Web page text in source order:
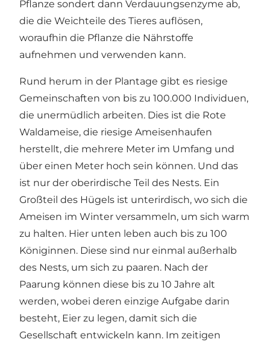
Pflanze sondert dann Verdauungsenzyme ab,
die die Weichteile des Tieres auflösen,
woraufhin die Pflanze die Nährstoffe
aufnehmen und verwenden kann.
Rund herum in der Plantage gibt es riesige
Gemeinschaften von bis zu 100.000 Individuen,
die unermüdlich arbeiten. Dies ist die Rote
Waldameise, die riesige Ameisenhaufen
herstellt, die mehrere Meter im Umfang und
über einen Meter hoch sein können. Und das
ist nur der oberirdische Teil des Nests. Ein
Großteil des Hügels ist unterirdisch, wo sich die
Ameisen im Winter versammeln, um sich warm
zu halten. Hier unten leben auch bis zu 100
Königinnen. Diese sind nur einmal außerhalb
des Nests, um sich zu paaren. Nach der
Paarung können diese bis zu 10 Jahre alt
werden, wobei deren einzige Aufgabe darin
besteht, Eier zu legen, damit sich die
Gesellschaft entwickeln kann. Im zeitigen